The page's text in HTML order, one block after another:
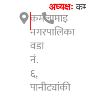
अध्यक्षः
कमलामाइ
नगरपालिका
वडा
नं.
६,
पानीट्यांकी